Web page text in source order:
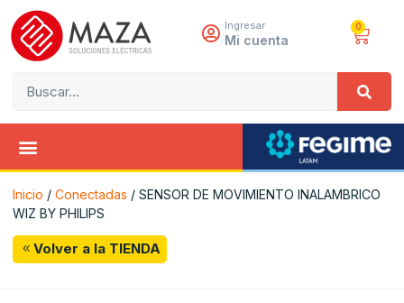
Ingresar
Mi cuenta
0
Inicio / Conectadas / SENSOR DE MOVIMIENTO INALAMBRICO
WIZ BY PHILIPS
Volver a la TIENDA